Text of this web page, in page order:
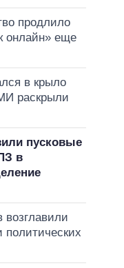
продлило
онлайн» еще
в крыло
раскрыли
пусковые
в
возглавили
политических